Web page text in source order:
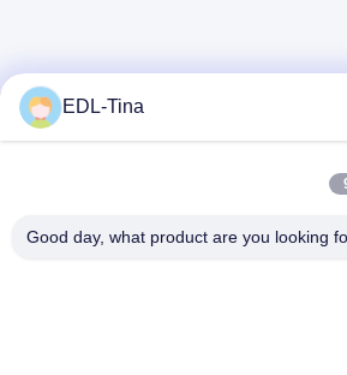
EDL-Tina
Good day, what product are you looking